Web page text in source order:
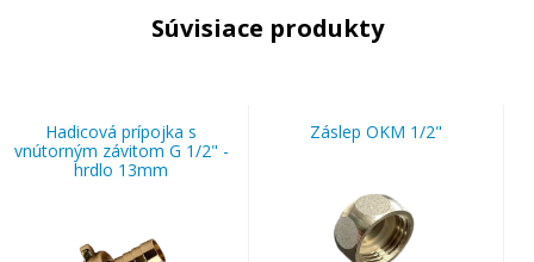
Súvisiace produkty
Hadicová prípojka s
vnútorným závitom G 1/2" -
hrdlo 13mm
Záslep OKM 1/2"